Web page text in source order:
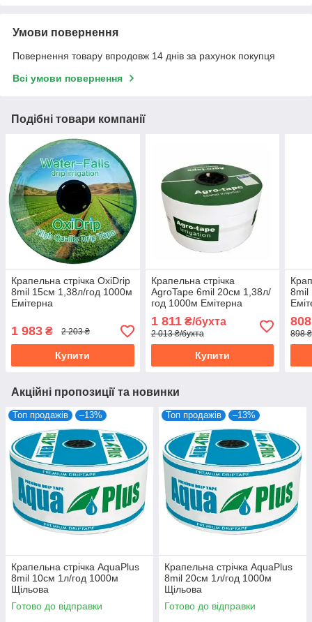
Умови повернення
Повернення товару впродовж 14 днів за рахунок покупця
Всі умови повернення
Подібні товари компанії
Крапельна стрічка OxiDrip
8mil 15см 1,38л/год 1000м
Емітерна
1 983 ₴ 2 203 ₴
Купити
Крапельна стрічка
AgroTape 6mil 20см 1,38л/
год 1000м Емітерна
1 811₴/бухта
2 013 ₴/бухта
Купити
8mil
808
898
Акційні пропозиції та новинки
Топ продажів –13%
Крапельна стрічка AquaPlus
8mil 10см 1л/год 1000м
Щільова
Готово до відправки
Топ продажів –13%
Крапельна стрічка AquaPlus
8mil 20см 1л/год 1000м
Щільова
Готово до відправки